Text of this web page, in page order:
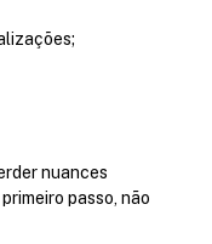
nuances
passo, não